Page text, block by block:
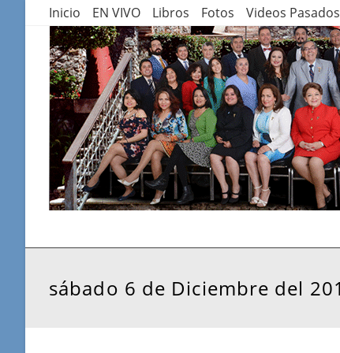
contenido
Inicio EN VIVO Libros Fotos Videos Pasados
sábado 6 de Diciembre del